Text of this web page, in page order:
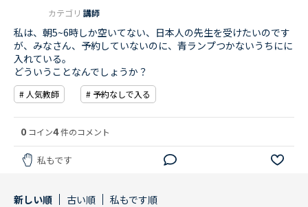
カテゴリ 講師
私は、朝5~6時しか空いてない、日本人の先生を受けたいのです
が、みなさん、予約していないのに、青ランプつかないうちにに
入れている。
どういうことなんでしょうか？
# 人気教師 # 予約なしで入る
0 コイン4件のコメント
私もです
新しい順 古い順 私もです順